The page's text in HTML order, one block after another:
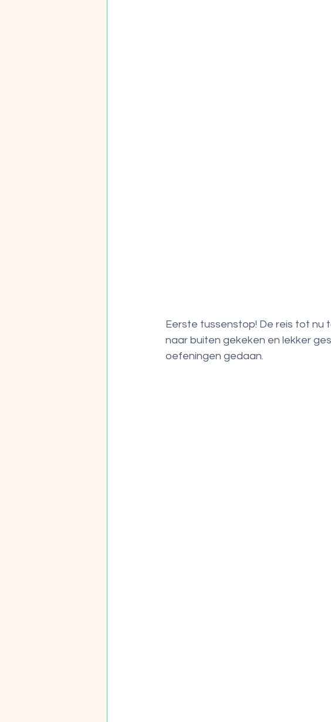
Eerste tussenstop! De reis tot nu
naar buiten gekeken en lekker
oefeningen gedaan.